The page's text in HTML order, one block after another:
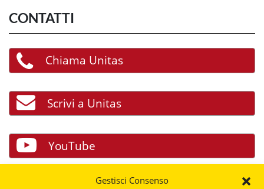
Gestisci Consenso
CONTATTI
Chiama Unitas
Scrivi a Unitas
YouTube